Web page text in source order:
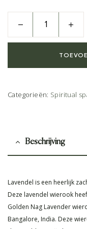
Categorieën: Spiritual
Beschrijving
Lavendel is een heerlijk
Deze lavendel wierook
Golden Nag Lavender
Bangalore, India. Deze